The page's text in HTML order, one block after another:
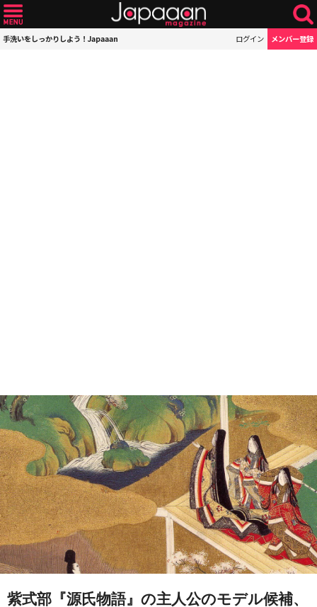
手洗いをしっかりしよう！Japaaan ログイン メンバー登録
紫式部『源氏物語』の主人公のモデル候補、